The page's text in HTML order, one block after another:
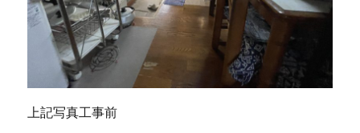
上記写真工事前